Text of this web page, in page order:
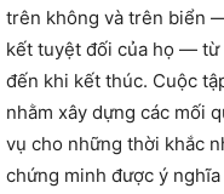
trên không và trên biển
kết tuyệt đối của họ — từ
đến khi kết thúc. Cuộc
nhằm xây dựng các mối
vụ cho những thời khắc
chứng minh được ý